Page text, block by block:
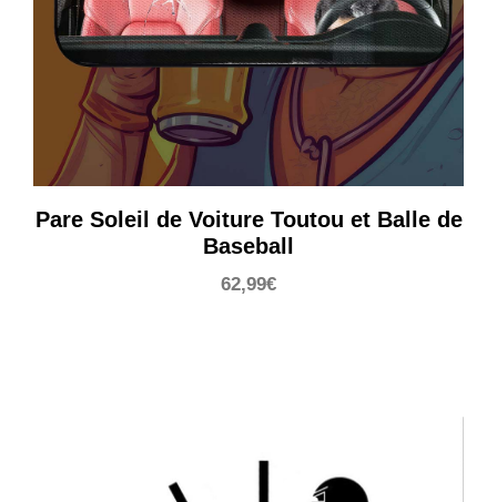
Pare Soleil de Voiture Toutou et Balle de
Baseball
62,99€